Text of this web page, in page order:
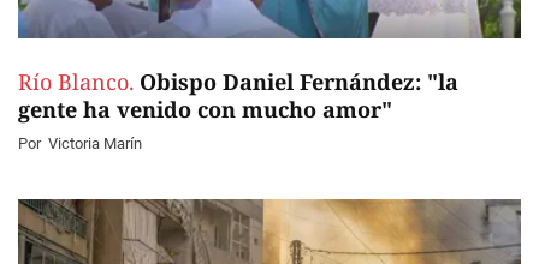
Río Blanco. Obispo Daniel Fernández: "la
gente ha venido con mucho amor"
Por Victoria Marín